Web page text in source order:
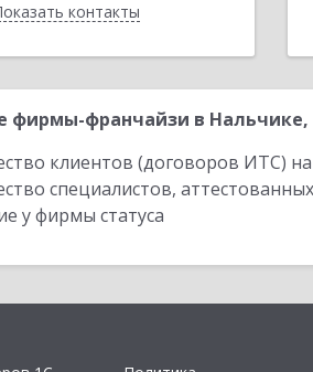
контакты
Назад
фирмы-франчайзи в Нальчике,
клиентов (договоров ИТС)
специалистов,
у фирмы статуса